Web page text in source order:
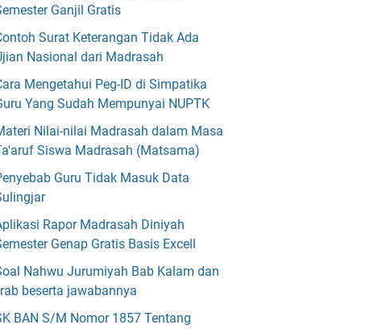
Ganjil Gratis
Surat Keterangan Tidak Ada
Nasional dari Madrasah
Mengetahui Peg-ID di Simpatika
Yang Sudah Mempunyai NUPTK
Nilai-nilai Madrasah dalam Masa
Siswa Madrasah (Matsama)
Guru Tidak Masuk Data
Rapor Madrasah Diniyah
Genap Gratis Basis Excell
Nahwu Jurumiyah Bab Kalam dan
beserta jawabannya
BAN S/M Nomor 1857 Tentang